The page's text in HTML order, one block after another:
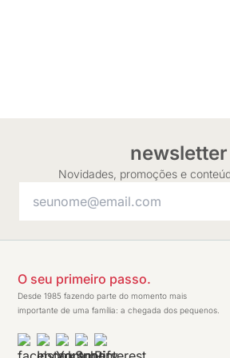
newsletter
Novidades, promoções e
O seu primeiro passo.
Desde 1985 fazendo parte do momento mais
importante de uma família: a chegada dos pequenos.